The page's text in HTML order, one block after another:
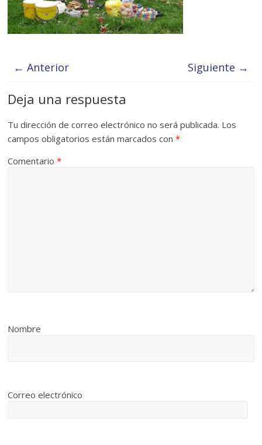
← Anterior Siguiente →
Deja una respuesta
Tu dirección de correo electrónico no será publicada. Los
campos obligatorios están marcados con*
Comentario*
Nombre
Correo electrónico